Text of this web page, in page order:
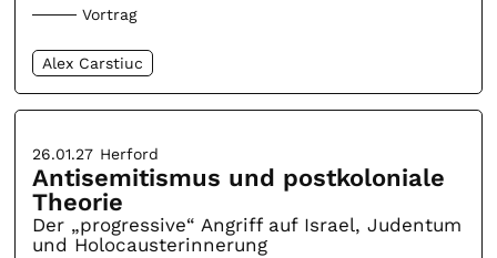
Vortrag
Alex Carstiuc
26.01.27 Herford
Antisemitismus und postkoloniale
Theorie
Der „progressive“ Angriff auf Israel, Judentum
und Holocausterinnerung